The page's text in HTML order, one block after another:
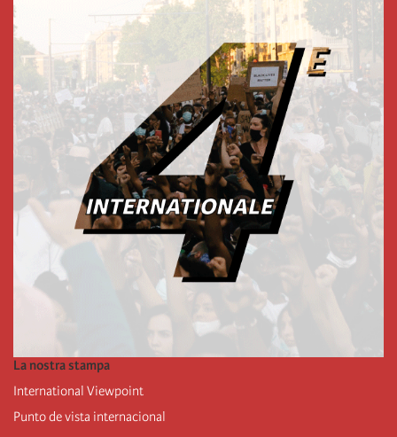
La nostra stampa
International Viewpoint
Punto de vista internacional